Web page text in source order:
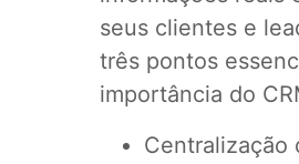
seus clientes e
três pontos
importância do
Centralização